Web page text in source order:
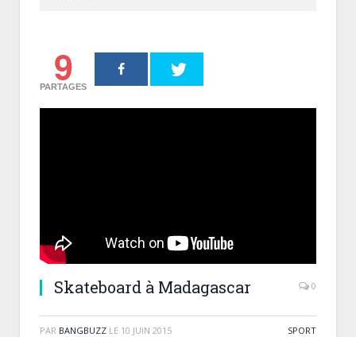
9
PARTAGES
Skateboard à Madagascar 0
PAR BANGBUZZ LE 10 JUIN 2015 SPORT